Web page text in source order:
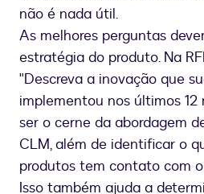
não é nada útil.
As melhores perguntas
estratégia do produto. Na
"Descreva a inovação que
implementou nos últimos 12
ser o cerne da abordagem
CLM, além de identificar o
produtos tem contato com
Isso também ajuda a